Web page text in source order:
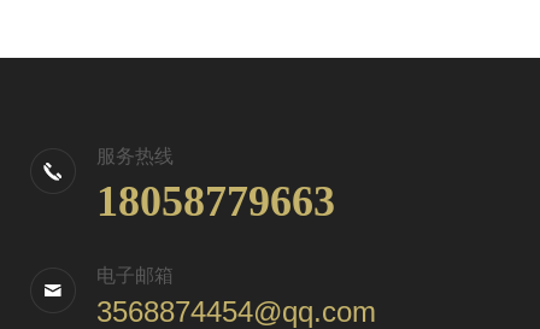
服务热线
18058779663
电子邮箱
3568874454@qq.com